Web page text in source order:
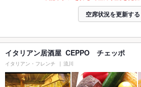
空席状況を更新する
イタリアン居酒屋 CEPPO チェッポ
イタリアン・フレンチ 流川